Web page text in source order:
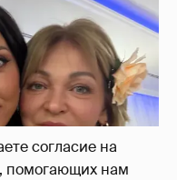
согласие на
помогающих нам
с родителями